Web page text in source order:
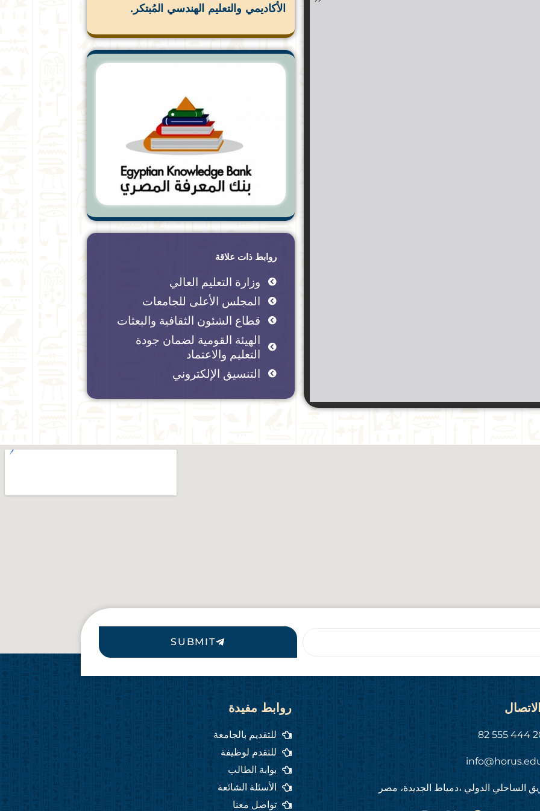
الأكاديمي والتعليم الهندسي المُبتكر.
روابط ذات علاقة
وزارة التعليم العالي
المجلس الأعلى للجامعات
قطاع الشئون الثقافية والبعثات
الهيئة القومية لضمان جودة
التعليم والاعتماد
التنسيق الإلكتروني
SUBMIT
الساحلي الدولي ،دمياط الجديدة، مصر
روابط مفيدة
للتقديم بالجامعة
للتقدم لوظيفة
بوابة الطالب
الأسئلة الشائعة
تواصل معنا